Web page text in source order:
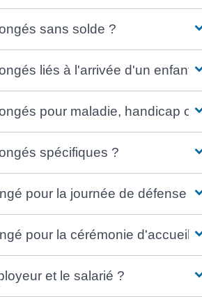
sans solde ?
liés à l'arrivée d'un enfant
pour maladie, handicap
spécifiques ?
pour la journée de défense et
pour la cérémonie d'accueil
et le salarié ?